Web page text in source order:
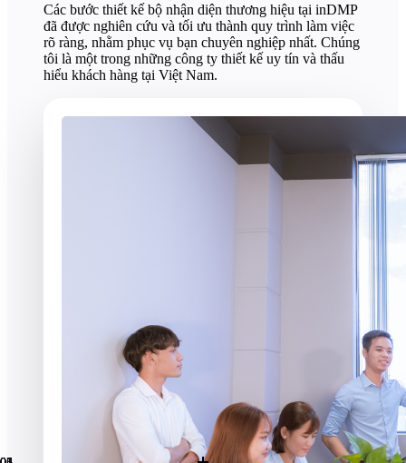
Các bước thiết kế bộ nhận diện thương hiệu tại inDMP
đã được nghiên cứu và tối ưu thành quy trình làm việc
rõ ràng, nhằm phục vụ bạn chuyên nghiệp nhất. Chúng
tôi là một trong những công ty thiết kế uy tín và thấu
hiểu khách hàng tại Việt Nam.